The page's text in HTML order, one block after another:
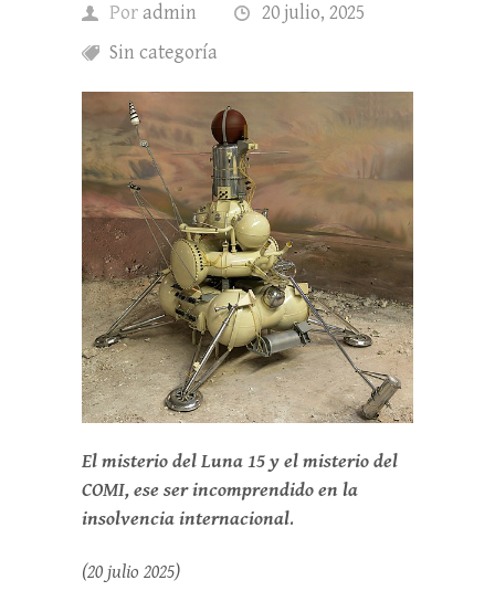
Por admin
20 julio, 2025
Sin categoría
El misterio del Luna 15 y el misterio del
COMI, ese ser incomprendido en la
insolvencia internacional.
(20 julio 2025)